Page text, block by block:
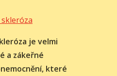
je velmi
a zákeřné
které